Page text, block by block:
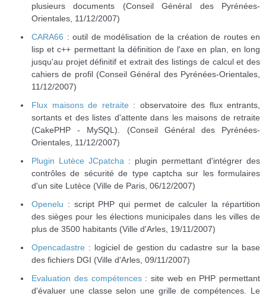
plusieurs documents (Conseil Général des Pyrénées-
Orientales, 11/12/2007)
CARA66 : outil de modélisation de la création de routes en
lisp et c++ permettant la définition de l'axe en plan, en long
jusqu'au projet définitif et extrait des listings de calcul et des
cahiers de profil (Conseil Général des Pyrénées-Orientales,
11/12/2007)
Flux maisons de retraite : observatoire des flux entrants,
sortants et des listes d'attente dans les maisons de retraite
(CakePHP - MySQL). (Conseil Général des Pyrénées-
Orientales, 11/12/2007)
Plugin Lutèce JCpatcha : plugin permettant d'intégrer des
contrôles de sécurité de type captcha sur les formulaires
d'un site Lutèce (Ville de Paris, 06/12/2007)
Openelu : script PHP qui permet de calculer la répartition
des sièges pour les élections municipales dans les villes de
plus de 3500 habitants (Ville d'Arles, 19/11/2007)
Opencadastre : logiciel de gestion du cadastre sur la base
des fichiers DGI (Ville d'Arles, 09/11/2007)
Evaluation des compétences: site web en PHP permettant
d'évaluer une classe selon une grille de compétences. Le